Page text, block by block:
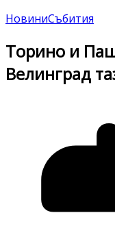
НовиниСъбития
Торино и
Велинград